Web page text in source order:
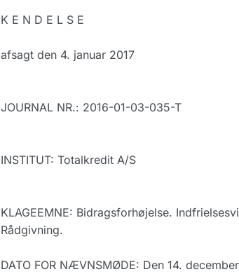
K E N D E L S E
afsagt den 4. januar 2017
JOURNAL NR.: 2016-01-03-035-T
INSTITUT: Totalkredit A/S
KLAGEEMNE: Bidragsforhøjelse.
Rådgivning.
DATO FOR NÆVNSMØDE: Den 14.